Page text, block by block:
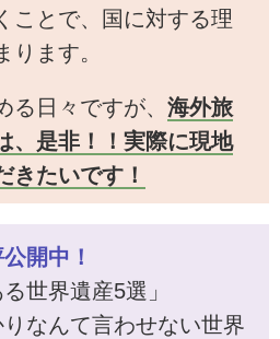
ことで、国に対する理
ます。
日々ですが、 海外旅
、是非！！実際に現地
きたいです！
開中！
世界遺産5選」
なんて言わせない世界